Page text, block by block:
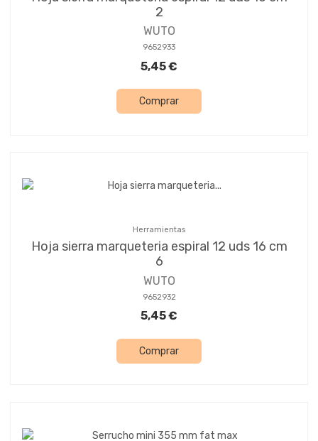
2
WUTO
9652933
5,45 €
Comprar
Herramientas
Hoja sierra marqueteria espiral 12 uds 16 cm
6
WUTO
9652932
5,45 €
Comprar